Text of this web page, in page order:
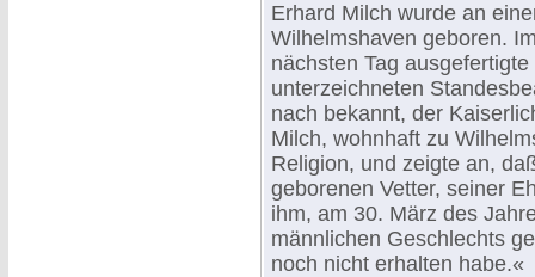
Erhard Milch wurde an
Wilhelmshaven geboren.
nächsten Tag
unterzeichneten
nach bekannt, der
Milch, wohnhaft zu
Religion, und zeigte an,
geborenen Vetter, seiner
ihm, am 30. März des
männlichen Geschlechts
noch nicht erhalten habe.«